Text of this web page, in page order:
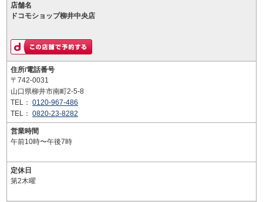
店舗名
ドコモショップ柳井中央店
住所/電話番号
〒742-0031
山口県柳井市南町2-5-8
TEL： 0120-967-486
TEL： 0820-23-8282
営業時間
午前10時〜午後7時
定休日
第2木曜